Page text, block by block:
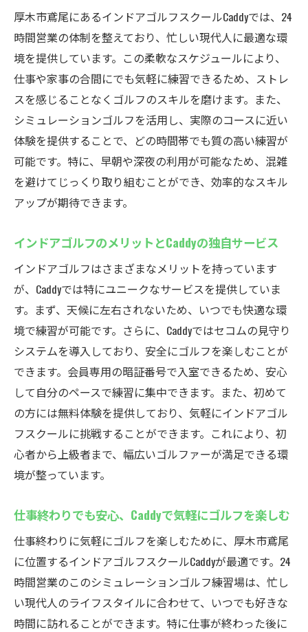
ュレーションゴルフ練習場Caddyの魅力
全天候型のトレーニング環境とは？
シミュレーションゴルフの利点を徹底解説
Caddyで手軽に始めるシミュレーションゴル
フ
リアルなコース体験ができる最新設備を紹
介
インドアでも本格的なスイング練習が可能
四季を通じて快適なゴルフライフをCaddyで
安心してインドアゴルフを楽しもう
24時間安全を守るセキュリティ体制
安心感を提供するセコムシステムとは
無人運営でも安心！Caddyの安全対策
会員制システムでプライバシーを確保
防犯カメラと緊急通報システムを完備
安心してゴルフに集中できる環境を作る
無料体験で気軽にスタート！初めてのインドア
ゴルフもCaddyで快適に
初心者に優しい無料体験プランを紹介
初めてでも安心！インストラクターのサポ
ゴルフの基本を学べる体験レッスン内容
まずは無料で！Caddyの体験の流れ
体験を通じて見つけるゴルフの楽しさ
Caddyでインドアゴルフライフをスタートし
よう
厚木市鳶尾にあるインドアゴルフスクールCaddyでは、24
時間営業の体制を整えており、忙しい現代人に最適な環
境を提供しています。この柔軟なスケジュールにより、
仕事や家事の合間にでも気軽に練習できるため、ストレ
スを感じることなくゴルフのスキルを磨けます。また、
シミュレーションゴルフを活用し、実際のコースに近い
体験を提供することで、どの時間帯でも質の高い練習が
可能です。特に、早朝や深夜の利用が可能なため、混雑
を避けてじっくり取り組むことができ、効率的なスキル
アップが期待できます。
インドアゴルフのメリットとCaddyの独自サービス
インドアゴルフはさまざまなメリットを持っています
が、Caddyでは特にユニークなサービスを提供していま
す。まず、天候に左右されないため、いつでも快適な環
境で練習が可能です。さらに、Caddyではセコムの見守り
システムを導入しており、安全にゴルフを楽しむことが
できます。会員専用の暗証番号で入室できるため、安心
して自分のペースで練習に集中できます。また、初めて
の方には無料体験を提供しており、気軽にインドアゴル
フスクールに挑戦することができます。これにより、初
心者から上級者まで、幅広いゴルファーが満足できる環
境が整っています。
仕事終わりでも安心、Caddyで気軽にゴルフを楽しむ
仕事終わりに気軽にゴルフを楽しむために、厚木市鳶尾
に位置するインドアゴルフスクールCaddyが最適です。24
時間営業のこのシミュレーションゴルフ練習場は、忙し
い現代人のライフスタイルに合わせて、いつでも好きな
時間に訪れることができます。特に仕事が終わった後に